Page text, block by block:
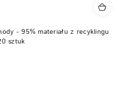
- 95% materiału z recyklingu
sztuk